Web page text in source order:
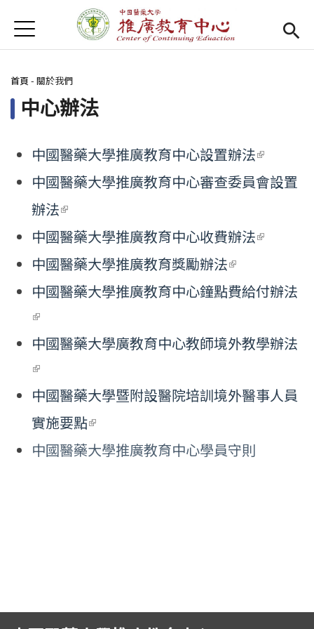
首頁
首頁
Open submenu (關於我們)
關於我們
最新消息
課程報名系統(link is external)
檔案下載
匯款資訊
學校首頁(link is external)
Open
樂齡專區
English
Jump to Navigation
Jump to Main content
您在這裡
首頁 - 關於我們
中心辦法
中國醫藥大學推廣教育中心設置辦法(link is
external)
中國醫藥大學推廣教育中心審查委員會設置
辦法(link is external)
中國醫藥大學推廣教育中心收費辦法(link is
中國醫藥大學推廣教育獎勵辦法(link is
external)
中國醫藥大學推廣教育中心鐘點費給付辦法
(link is external)
中國醫藥大學廣教育中心教師境外教學辦法
(link is external)
中國醫藥大學暨附設醫院培訓境外醫事人員
實施要點(link is external)
中國醫藥大學推廣教育中心學員守則